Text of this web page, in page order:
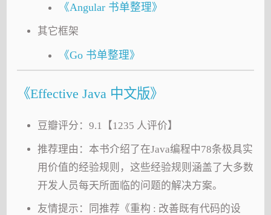
《Angular 书单整理》
其它框架
《Go 书单整理》
《Effective Java 中文版》
豆瓣评分：9.1【1235 人评价】
推荐理由：本书介绍了在Java编程中78条极具实
用价值的经验规则，这些经验规则涵盖了大多数
开发人员每天所面临的问题的解决方案。
友情提示：同推荐《重构 : 改善既有代码的设